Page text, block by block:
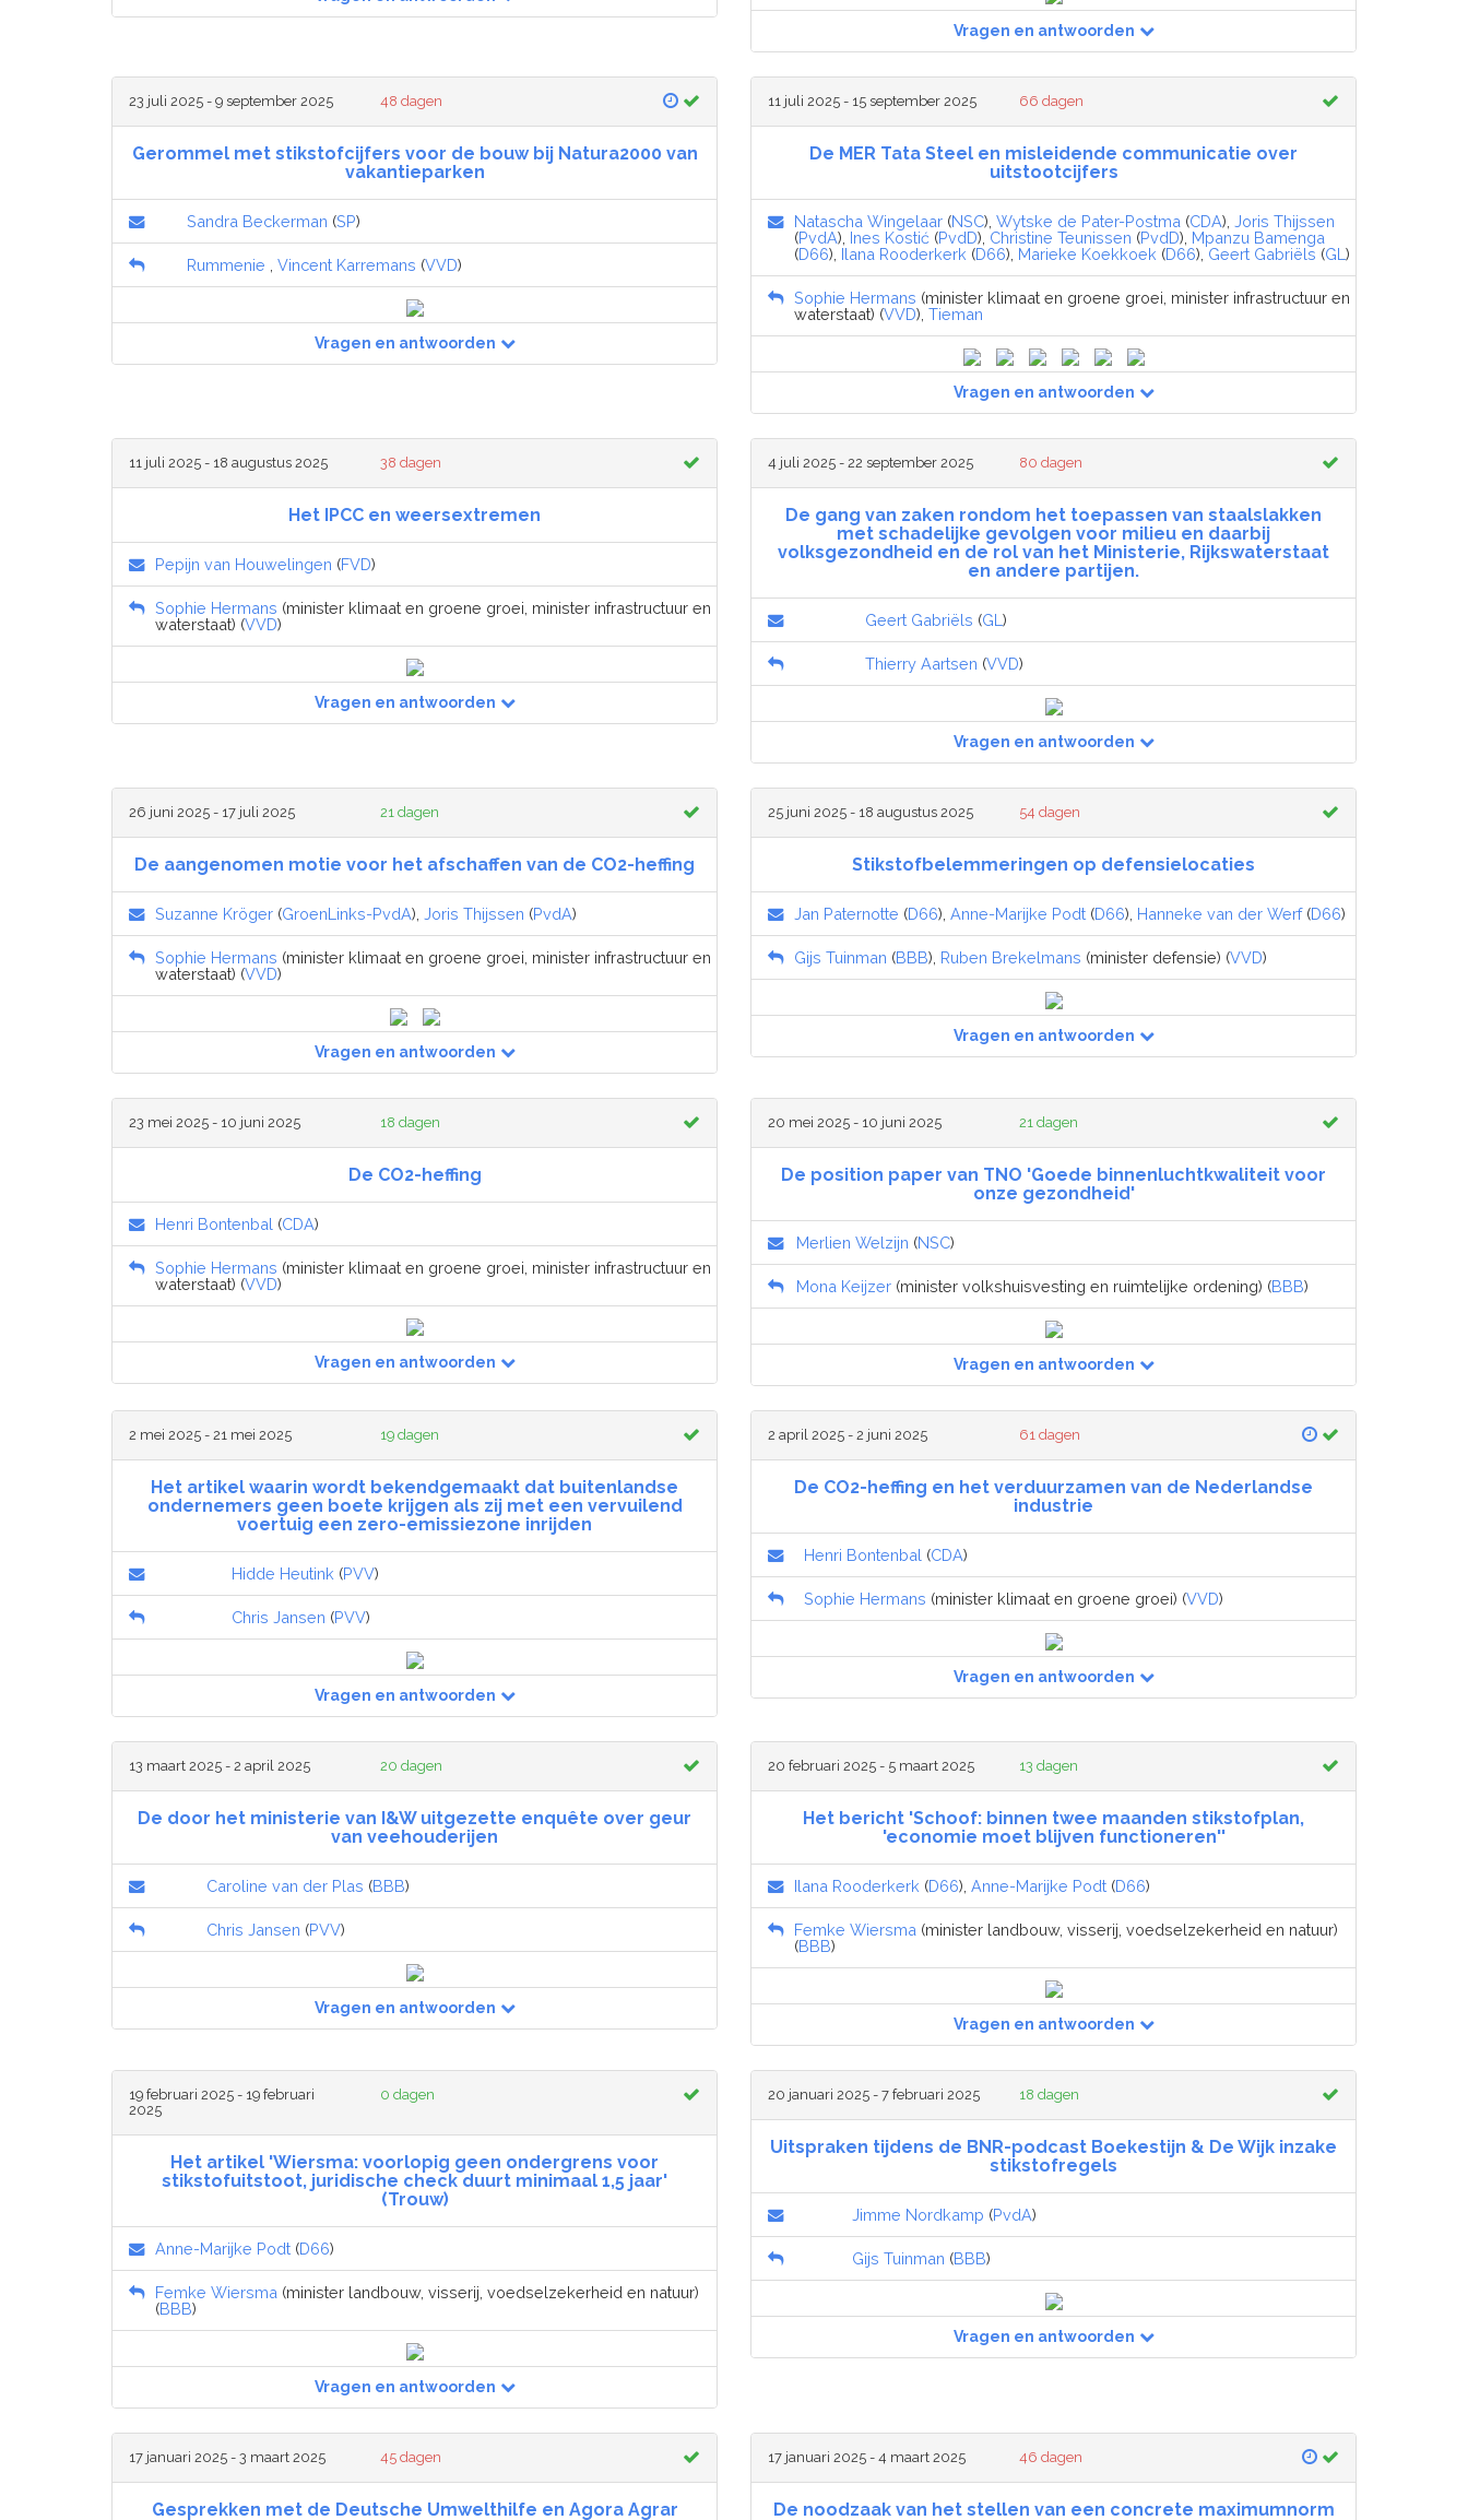
Vragen en antwoorden
23 juli 2025 - 9 september 2025 48 dagen
Gerommel met stikstofcijfers voor de bouw bij Natura2000 van
vakantieparken
Sandra Beckerman (SP)
Rummenie Vincent Karremans (VVD)
Vragen en antwoorden
11 juli 2025 - 15 september 2025 66 dagen
De MER Tata Steel en misleidende communicatie over
uitstootcijfers
Natascha Wingelaar (NSC), Wytske de Pater-Postma (CDA), Joris Thijssen
(PvdA), Ines Kostić (PvdD), Christine Teunissen (PvdD), Mpanzu Bamenga
(D66), Ilana Rooderkerk (D66), Marieke Koekkoek (D66), Geert Gabriëls (GL )
Sophie Hermans (minister klimaat en groene groei, minister infrastructuur en
waterstaat) (VVD), Tieman
Vragen en antwoorden
11 juli 2025 - 18 augustus 2025 38 dagen
Het IPCC en weersextremen
Pepijn van Houwelingen (FVD)
Sophie Hermans (minister klimaat en groene groei, minister infrastructuur en
waterstaat) (VVD)
Vragen en antwoorden
4 juli 2025 - 22 september 2025 80 dagen
De gang van zaken rondom het toepassen van staalslakken
met schadelijke gevolgen voor milieu en daarbij
volksgezondheid en de rol van het Ministerie, Rijkswaterstaat
en andere partijen.
Geert Gabriëls (GL )
Thierry Aartsen (VVD)
Vragen en antwoorden
26 juni 2025 - 17 juli 2025 21 dagen
De aangenomen motie voor het afschaffen van de CO2-heffing
Suzanne Kröger (GroenLinks-PvdA), Joris Thijssen (PvdA)
Sophie Hermans (minister klimaat en groene groei, minister infrastructuur en
waterstaat) (VVD)
Vragen en antwoorden
25 juni 2025 - 18 augustus 2025 54 dagen
Stikstofbelemmeringen op defensielocaties
Jan Paternotte (D66), Anne-Marijke Podt (D66), Hanneke van der Werf(D66)
Gijs Tuinman (BBB), Ruben Brekelmans (minister defensie) (VVD)
Vragen en antwoorden
23 mei 2025 - 10 juni 2025 18 dagen
De CO2-heffing
Henri Bontenbal (CDA)
Sophie Hermans (minister klimaat en groene groei, minister infrastructuur en
waterstaat) (VVD)
Vragen en antwoorden
20 mei 2025 - 10 juni 2025 21 dagen
De position paper van TNO 'Goede binnenluchtkwaliteit voor
onze gezondheid'
Merlien Welzijn (NSC)
Mona Keijzer (minister volkshuisvesting en ruimtelijke ordening) (BBB)
Vragen en antwoorden
2 mei 2025 - 21 mei 2025 19 dagen
Het artikel waarin wordt bekendgemaakt dat buitenlandse
ondernemers geen boete krijgen als zij met een vervuilend
voertuig een zero-emissiezone inrijden
Hidde Heutink (PVV)
Chris Jansen (PVV)
Vragen en antwoorden
2 april 2025 - 2 juni 2025 61 dagen
De CO2-heffing en het verduurzamen van de Nederlandse
industrie
Henri Bontenbal (CDA)
Sophie Hermans (minister klimaat en groene groei) (VVD)
Vragen en antwoorden
13 maart 2025 - 2 april 2025 20 dagen
De door het ministerie van I&W uitgezette enquête over geur
van veehouderijen
Caroline van der Plas (BBB)
Chris Jansen (PVV)
Vragen en antwoorden
20 februari 2025 - 5 maart 2025 13 dagen
Het bericht 'Schoof: binnen twee maanden stikstofplan,
'economie moet blijven functioneren''
Ilana Rooderkerk (D66), Anne-Marijke Podt (D66)
Femke Wiersma (minister landbouw, visserij, voedselzekerheid en natuur)
(BBB)
Vragen en antwoorden
19 februari 2025 - 19 februari
2025
0 dagen
Het artikel 'Wiersma: voorlopig geen ondergrens voor
stikstofuitstoot, juridische check duurt minimaal 1,5 jaar'
(Trouw)
Anne-Marijke Podt (D66)
Femke Wiersma (minister landbouw, visserij, voedselzekerheid en natuur)
(BBB)
Vragen en antwoorden
20 januari 2025 - 7 februari 2025 18 dagen
Uitspraken tijdens de BNR-podcast Boekestijn & De Wijk inzake
stikstofregels
Jimme Nordkamp (PvdA)
Gijs Tuinman (BBB)
Vragen en antwoorden
17 januari 2025 - 3 maart 2025 45 dagen
Gesprekken met de Deutsche Umwelthilfe en Agora Agrar
17 januari 2025 - 4 maart 2025 46 dagen
De noodzaak van het stellen van een concrete maximumnorm